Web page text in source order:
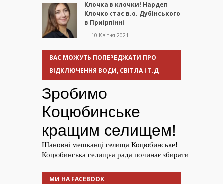
Клочка в клочки! Нардеп
Клочко стає в.о. Дубінського
в Приірпінні
— 10 Квітня 2021
ВАС МОЖУТЬ ПОПЕРЕДЖАТИ ПРО
ВІДКЛЮЧЕННЯ ВОДИ, СВІТЛА І Т.Д
МИ НА FACEBOOK